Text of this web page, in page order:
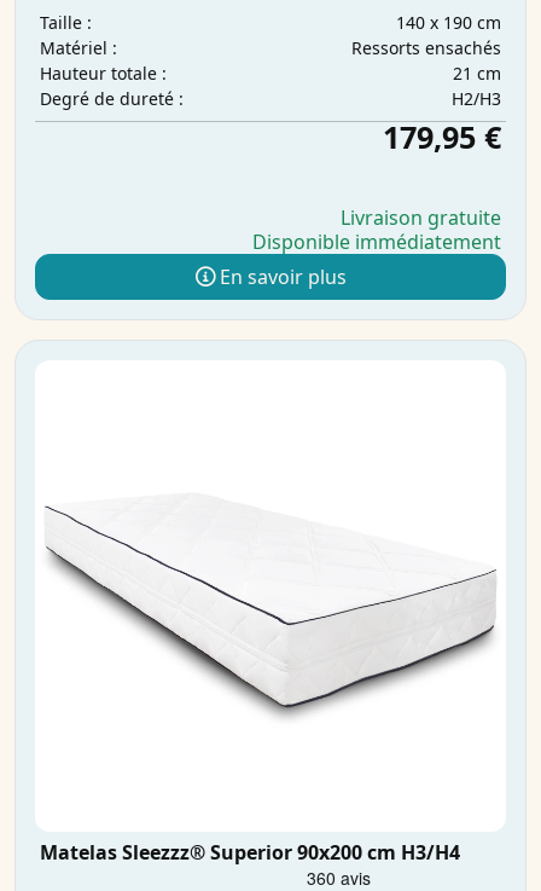
Taille :
140 x 190 cm
Matériel :
Ressorts ensachés
Hauteur totale :
21 cm
Degré de dureté :
H2/H3
179,95 €
Livraison gratuite
Disponible immédiatement
En savoir plus
Matelas Sleezzz® Superior 90x200 cm H3/H4